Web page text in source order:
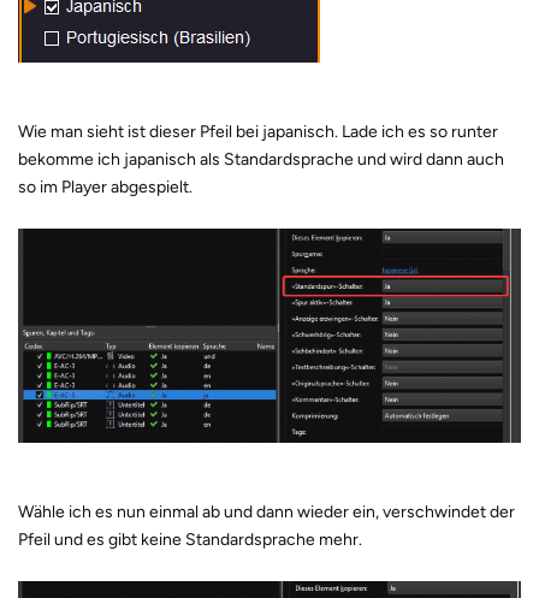
Wie man sieht ist dieser Pfeil bei japanisch. Lade ich es so runter
bekomme ich japanisch als Standardsprache und wird dann auch
so im Player abgespielt.
Wähle ich es nun einmal ab und dann wieder ein, verschwindet der
Pfeil und es gibt keine Standardsprache mehr.